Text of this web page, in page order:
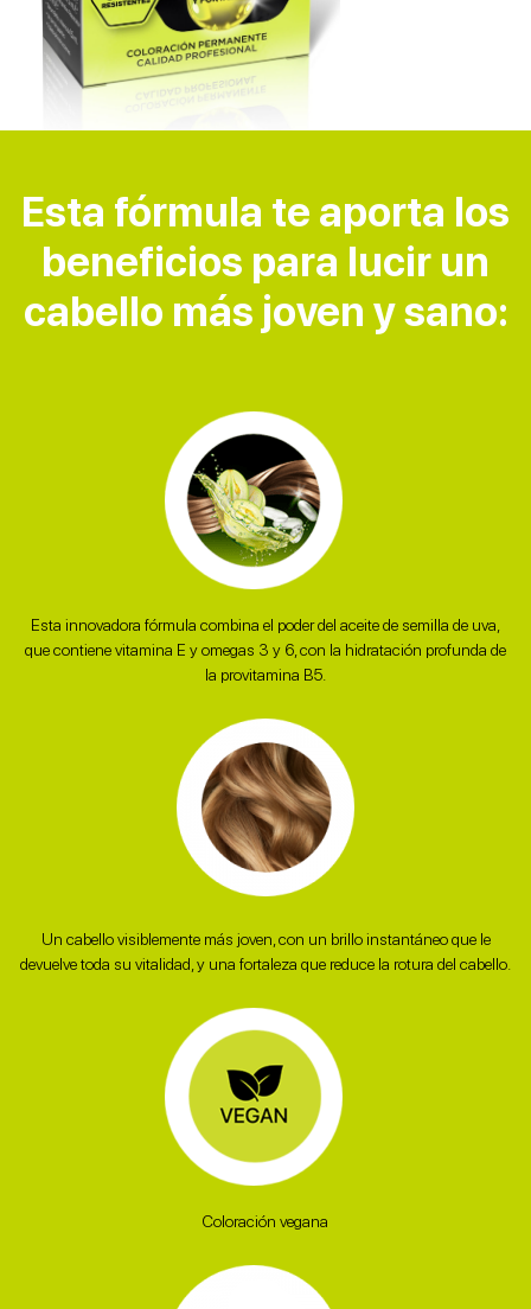
Esta fórmula te aporta los
beneficios para lucir un
cabello más joven y sano:
Esta innovadora fórmula combina el poder del aceite de semilla de uva,
que contiene vitamina E y omegas 3 y 6, con la hidratación profunda de
la provitamina B5.​
Un cabello visiblemente más joven, con un brillo instantáneo que le
devuelve toda su vitalidad, y una fortaleza que reduce la rotura del cabello.​
Coloración vegana​